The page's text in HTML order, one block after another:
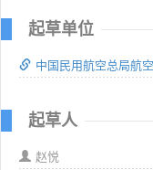
起草单位
中国民用航空总局航
起草人
赵悦